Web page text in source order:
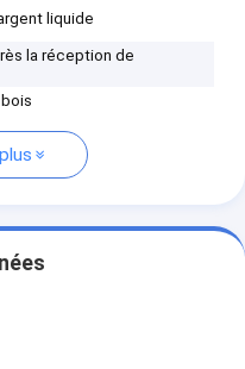
liquide
la réception de